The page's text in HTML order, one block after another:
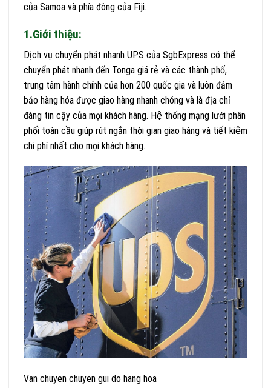
của Samoa và phía đông của Fiji.
1.Giới thiệu:
Dịch vụ chuyển phát nhanh UPS của SgbExpress có thể
chuyển phát nhanh đến Tonga giá rẻ và các thành phố,
trung tâm hành chính của hơn 200 quốc gia và luôn đảm
bảo hàng hóa được giao hàng nhanh chóng và là địa chỉ
đáng tin cậy của mọi khách hàng. Hệ thống mạng lưới phân
phối toàn cầu giúp rút ngắn thời gian giao hàng và tiết kiệm
chi phí nhất cho mọi khách hàng..
Van chuyen chuyen gui do hang hoa